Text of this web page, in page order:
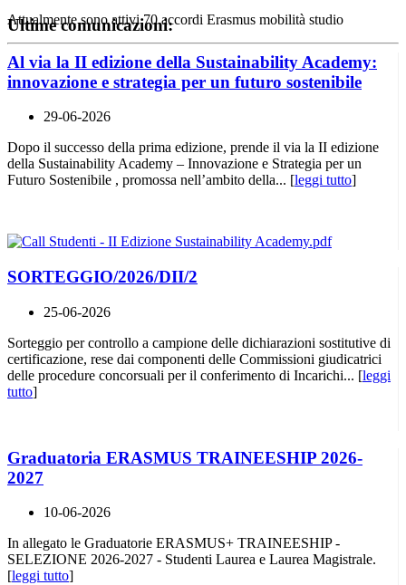
Attualmente sono attivi 70 accordi Erasmus mobilità studio
Ultime comunicazioni:
Al via la II edizione della Sustainability Academy:
innovazione e strategia per un futuro sostenibile
29-06-2026
Dopo il successo della prima edizione, prende il via la II edizione
della Sustainability Academy – Innovazione e Strategia per un
Futuro Sostenibile , promossa nell’ambito della... [leggi tutto]
SORTEGGIO/2026/DII/2
25-06-2026
Sorteggio per controllo a campione delle dichiarazioni sostitutive di
certificazione, rese dai componenti delle Commissioni giudicatrici
delle procedure concorsuali per il conferimento di Incarichi... [leggi
tutto]
Graduatoria ERASMUS TRAINEESHIP 2026-
2027
10-06-2026
In allegato le Graduatorie ERASMUS+ TRAINEESHIP -
SELEZIONE 2026-2027 - Studenti Laurea e Laurea Magistrale.
[leggi tutto]